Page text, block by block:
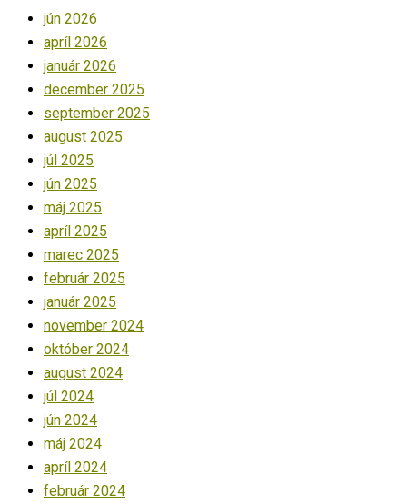
jún 2026
apríl 2026
január 2026
december 2025
september 2025
august 2025
júl 2025
jún 2025
máj 2025
apríl 2025
marec 2025
február 2025
január 2025
november 2024
október 2024
august 2024
júl 2024
jún 2024
máj 2024
apríl 2024
február 2024